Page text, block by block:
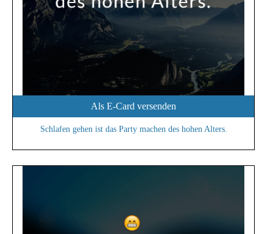
Als E-Card versenden
Schlafen gehen ist das Party machen des hohen Alters.